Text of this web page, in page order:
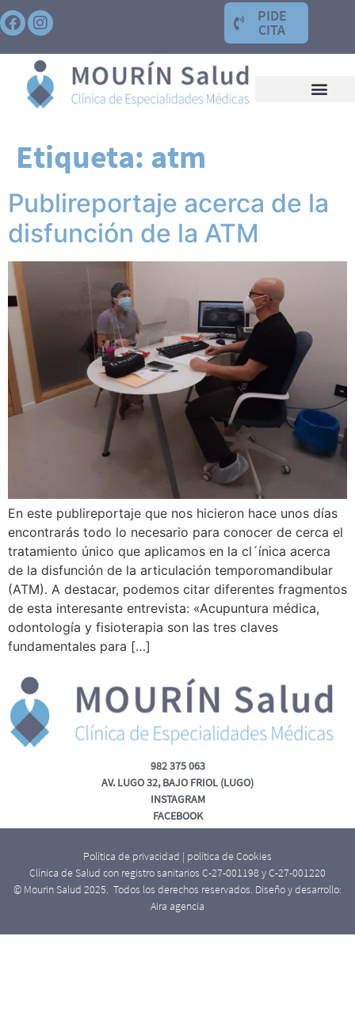
PIDE
CITA
Etiqueta: atm
Publireportaje acerca de la
disfunción de la ATM
En este publireportaje que nos hicieron hace unos días
encontrarás todo lo necesario para conocer de cerca el
tratamiento único que aplicamos en la cl´ínica acerca
de la disfunción de la articulación temporomandibular
(ATM). A destacar, podemos citar diferentes fragmentos
de esta interesante entrevista: «Acupuntura médica,
odontología y fisioterapia son las tres claves
fundamentales para […]
982 375 063
AV. LUGO 32, BAJO FRIOL (LUGO)
INSTAGRAM
FACEBOOK
Política de privacidad | política de Cookies
Clínica de Salud con registro sanitarios C-27-001198 y C-27-001220
© Mourin Salud 2025. Todos los derechos reservados. Diseño y desarrollo:
Aira agencia